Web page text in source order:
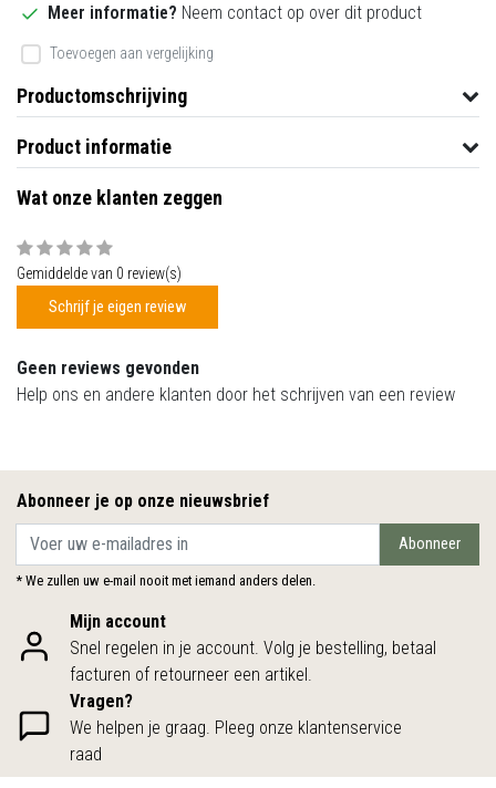
Meer informatie? Neem contact op over dit product
Toevoegen aan vergelijking
Productomschrijving
Product informatie
Wat onze klanten zeggen
Gemiddelde van 0 review(s)
Schrijf je eigen review
Geen reviews gevonden
Help ons en andere klanten door het schrijven van een review
Abonneer je op onze nieuwsbrief
Abonneer
* We zullen uw e-mail nooit met iemand anders delen.
Mijn account
Snel regelen in je account. Volg je bestelling, betaal
facturen of retourneer een artikel.
Vragen?
We helpen je graag. Pleeg onze klantenservice
raad